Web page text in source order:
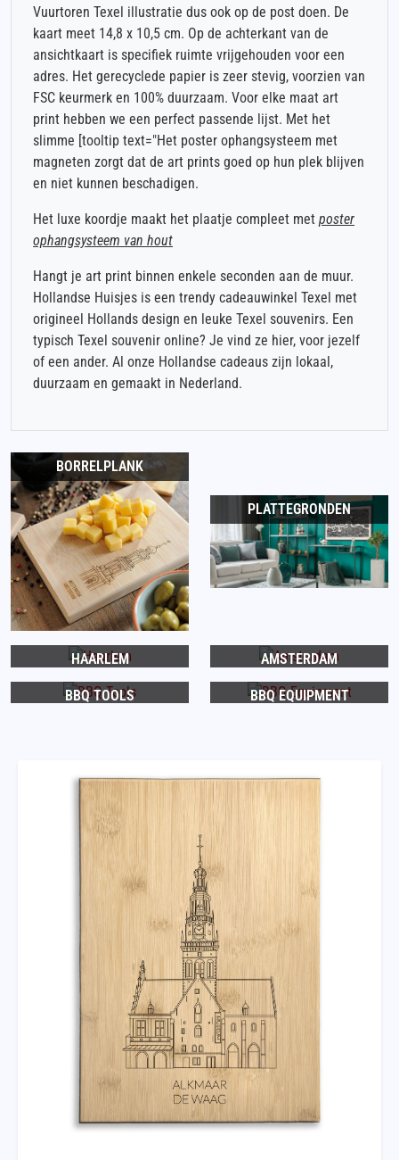
Vuurtoren Texel illustratie dus ook op de post doen. De
kaart meet 14,8 x 10,5 cm. Op de achterkant van de
ansichtkaart is specifiek ruimte vrijgehouden voor een
adres. Het gerecyclede papier is zeer stevig, voorzien van
FSC keurmerk en 100% duurzaam. Voor elke maat art
print hebben we een perfect passende lijst. Met het
slimme [tooltip text="Het poster ophangsysteem met
magneten zorgt dat de art prints goed op hun plek blijven
en niet kunnen beschadigen.
Het luxe koordje maakt het plaatje compleet met poster
ophangsysteem van hout
Hangt je art print binnen enkele seconden aan de muur.
Hollandse Huisjes is een trendy cadeauwinkel Texel met
origineel Hollands design en leuke Texel souvenirs. Een
typisch Texel souvenir online? Je vind ze hier, voor jezelf
of een ander. Al onze Hollandse cadeaus zijn lokaal,
duurzaam en gemaakt in Nederland.
BORRELPLANK
PLATTEGRONDEN
HAARLEM AMSTERDAM
BBQ TOOLS BBQ EQUIPMENT